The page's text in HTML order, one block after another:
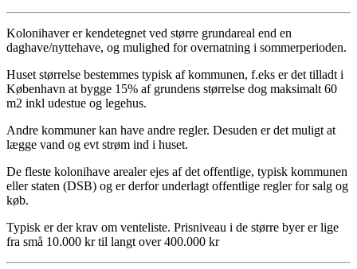
Kolonihaver er kendetegnet ved større grundareal end en
daghave/nyttehave, og mulighed for overnatning i sommerperioden.
Huset størrelse bestemmes typisk af kommunen, f.eks er det tilladt i
København at bygge 15% af grundens størrelse dog maksimalt 60
m2 inkl udestue og legehus.
Andre kommuner kan have andre regler. Desuden er det muligt at
lægge vand og evt strøm ind i huset.
De fleste kolonihave arealer ejes af det offentlige, typisk kommunen
eller staten (DSB) og er derfor underlagt offentlige regler for salg og
køb.
Typisk er der krav om venteliste. Prisniveau i de større byer er lige
fra små 10.000 kr til langt over 400.000 kr